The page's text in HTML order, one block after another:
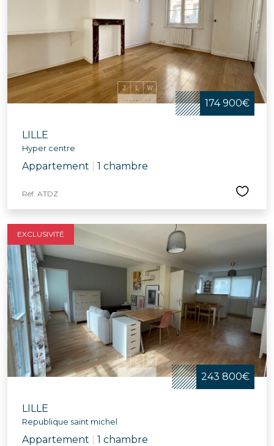
174 900€
LILLE
Hyper centre
Appartement 1 chambre
Réf. ATDZ
EXCLUSIVITÉ
243 800€
LILLE
Republique saint michel
Appartement 1 chambre